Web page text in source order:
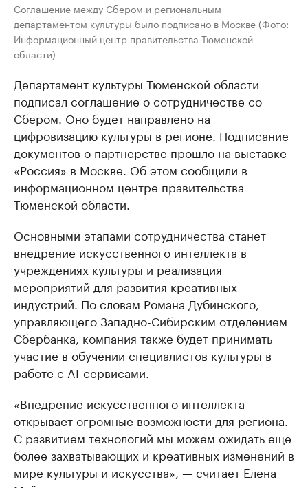
Соглашение между Сбером и региональным
департаментом культуры было подписано в Москве (Фото:
Информационный центр правительства Тюменской
области)
Департамент культуры Тюменской области
подписал соглашение о сотрудничестве со
Сбером. Оно будет направлено на
цифровизацию культуры в регионе. Подписание
документов о партнерстве прошло на выставке
«Россия» в Москве. Об этом сообщили в
информационном центре правительства
Тюменской области.
Основными этапами сотрудничества станет
внедрение искусственного интеллекта в
учреждениях культуры и реализация
мероприятий для развития креативных
индустрий. По словам Романа Дубинского,
управляющего Западно-Сибирским отделением
Сбербанка, компания также будет принимать
участие в обучении специалистов культуры в
работе с AI-сервисами.
«Внедрение искусственного интеллекта
открывает огромные возможности для региона.
С развитием технологий мы можем ожидать еще
более захватывающих и креативных изменений в
мире культуры и искусства», — считает Елена